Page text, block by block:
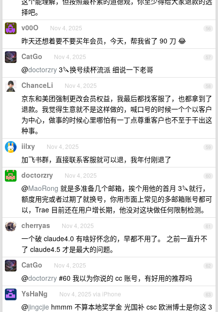
择吧。
56
v00O Nov 4, 2025
昨天还想着要不要买年会员，今天，帮我省了 90 刀 😂
57
CatGo Nov 4, 2025
@doctorzry 3🔪换号续杯流派 细说一下老哥
58
ChanceLi Nov 4, 2025
京东和美团强制更改会员权益，我最后都找客服了，也都拿到了
退款。我觉得生意就不是这样做的，喊口号的时候一个个以客户
为中心，做事的时候心里哪怕有一丁点尊重客户也不至于干出这
种事。
59
iilxy Nov 4, 2025
加飞书群，直接联系客服就可以退，我年付刚退了
60
doctorzry Nov 4, 2025
@MaoRong 就是多准备几个邮箱，挨个用他的首月 3🔪就行，
额度用完或者过期了就换号，你用市面上常见的多邮箱账号都可
以，Trae 目前还在用户增长期，他没对这块做任何限制检测。
61
cherryas Nov 4, 2025
一个破 claude4.0 有啥好怀念的，早都不用了。 之前一直升不
了 claude4.5 才是最大的问题。
62
CatGo Nov 4, 2025
@doctorzry #60 我以为你说的 cc 账号，有好用的推荐吗
63
YsHaNg Nov 4, 2025 via iPhone
@jingcjie hmmm 不算本地奖学金 光国补 csc 欧洲博士是你这 3